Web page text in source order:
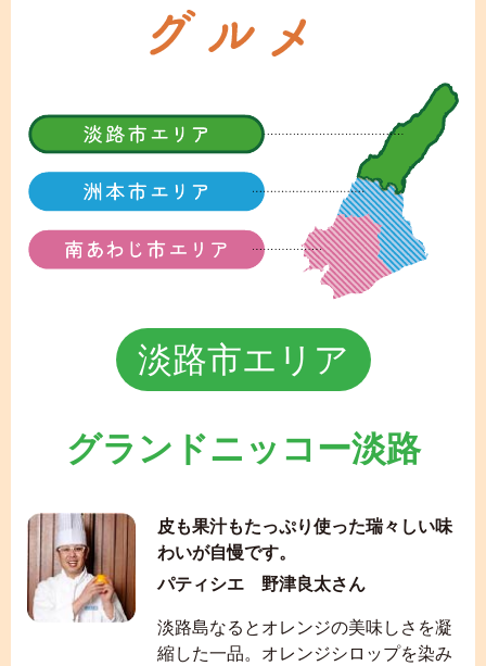
淡路市エリア
グランドニッコー淡路
皮も果汁もたっぷり使った瑞々しい味
わいが自慢です。
パティシエ 野津良太さん
淡路島なるとオレンジの美味しさを凝
縮した一品。オレンジシロップを染み